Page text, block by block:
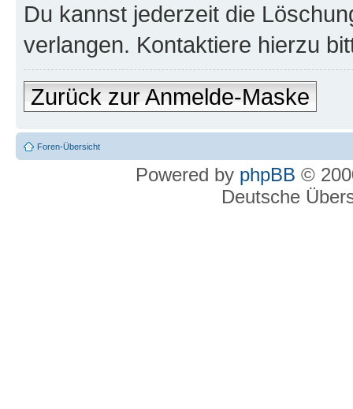
Du kannst jederzeit die
verlangen. Kontaktiere hierzu
Zurück zur Anmelde-Maske
Foren-Übersicht
Powered by phpBB ©
Deutsche